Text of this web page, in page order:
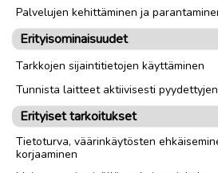
Palvelujen kehittäminen ja
Erityisominaisuudet
Tarkkojen sijaintitietojen käyttäminen
Tunnista laitteet aktiivisesti
Erityiset tarkoitukset
Tietoturva, väärinkäytösten
korjaaminen